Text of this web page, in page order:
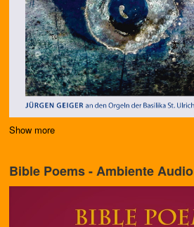
Show more
Bible Poems - Ambiente Audio